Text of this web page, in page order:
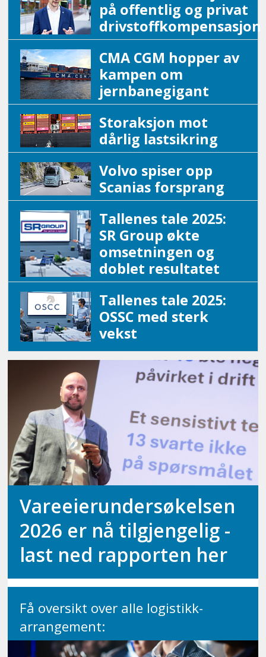
på offentlig og privat
drivstoffkompensasjon
CMA CGM hopper av
kampen om
jernbanegigant
Storaksjon mot
dårlig lastsikring
Volvo spiser opp
Scanias forsprang
Tallenes tale 2025:
SR Group økte
omsetningen og
doblet resultatet
Tallenes tale 2025:
OSSC med sterk
vekst
Vareeierundersøkelsen
2026 er nå tilgjengelig -
last ned rapporten her
Få oversikt over alle logistikk-
arrangement: